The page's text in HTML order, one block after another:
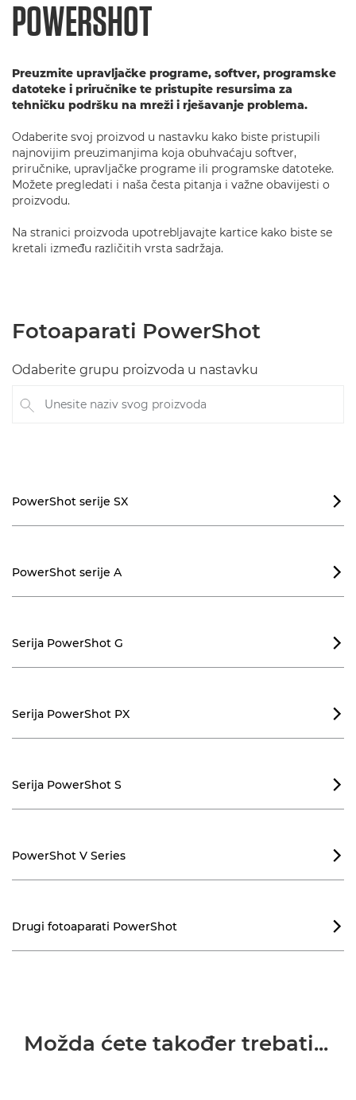
POWERSHOT
Preuzmite upravljačke programe, softver, programske
datoteke i priručnike te pristupite resursima za
tehničku podršku na mreži i rješavanje problema.
Odaberite svoj proizvod u nastavku kako biste pristupili
najnovijim preuzimanjima koja obuhvaćaju softver,
priručnike, upravljačke programe ili programske datoteke.
Možete pregledati i naša česta pitanja i važne obavijesti o
proizvodu.
Na stranici proizvoda upotrebljavajte kartice kako biste se
kretali između različitih vrsta sadržaja.
Fotoaparati PowerShot
Odaberite grupu proizvoda u nastavku
Unesite naziv svog proizvoda
PowerShot serije SX 
PowerShot serije A 
Serija PowerShot G 
Serija PowerShot PX 
Serija PowerShot S 
PowerShot V Series 
Drugi fotoaparati PowerShot 
Možda ćete također trebati...